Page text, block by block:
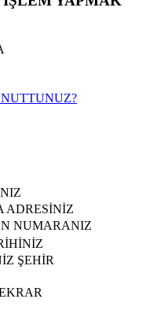
ADRESİNİZ
NUMARANIZ
ŞEHİR